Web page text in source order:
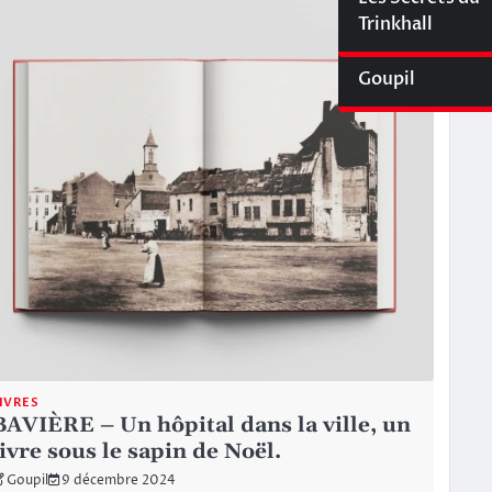
Cyberliège
Trinkhall
Goupil
– Un hôpital dans la ville, un
sous le sapin de Noël.
Goupil 9 décembre 2024